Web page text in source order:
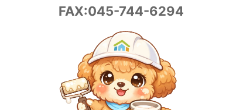
FAX:045-744-6294